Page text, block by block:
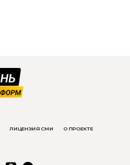
ЛИЦЕНЗИЯ СМИ О ПРОЕКТЕ